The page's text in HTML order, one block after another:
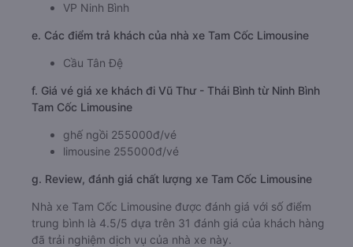
VP Ninh Bình
e. Các điểm trả khách của nhà xe Tam Cốc Limousine
Cầu Tân Đệ
f. Giá vé giá xe khách đi Vũ Thư - Thái Bình từ Ninh Bình
Tam Cốc Limousine
ghế ngồi 255000đ/vé
limousine 255000đ/vé
g. Review, đánh giá chất lượng xe Tam Cốc Limousine
Nhà xe Tam Cốc Limousine được đánh giá với số điểm
trung bình là 4.5/5 dựa trên 31 đánh giá của khách hàng
đã trải nghiệm dịch vụ của nhà xe này.